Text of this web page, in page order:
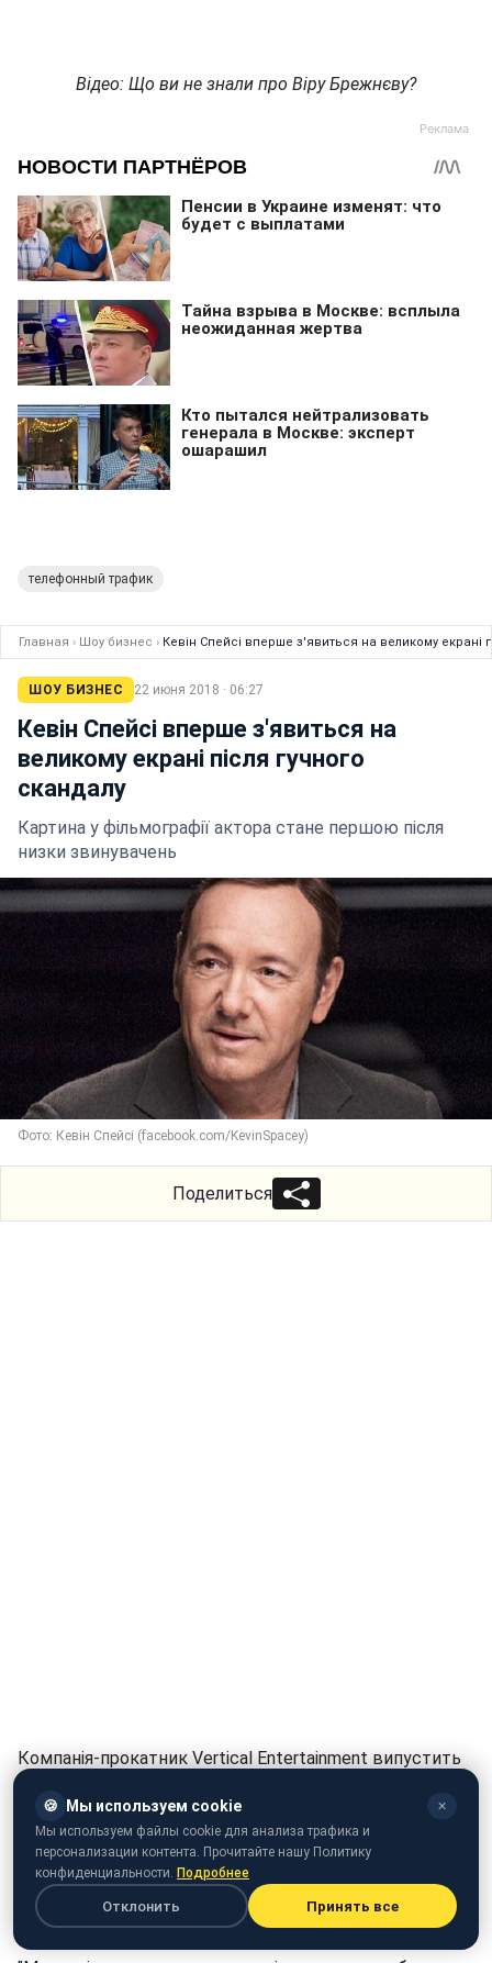
Відео: Що ви не знали про Віру Брежнєву?
телефонный трафик
Главная › Шоу бизнес › Кевін Спейсі вперше з'явиться на великому екрані
ШОУ БИЗНЕС 22 июня 2018 · 06:27
Кевін Спейсі вперше з'явиться на
великому екрані після гучного
скандалу
Картина у фільмографії актора стане першою після
низки звинувачень
Фото: Кевін Спейсі (facebook.com/KevinSpacey)
Поделиться
Компанія-прокатник Vertical Entertainment випустить
виконав Кевін Спейсі. Він відомий також за
драматичного серіалу "Картковий будиночок". Ця
кінострічка стане першою для актора після гучного
секс-скандалу. Про це повідомив журнал
Hollywood Reporter.
🍪 Мы используем cookie ✕
Мы используем файлы cookie для анализа трафика и
персонализации контента. Прочитайте нашу Политику
конфиденциальности. Подробнее
Отклонить Принять все